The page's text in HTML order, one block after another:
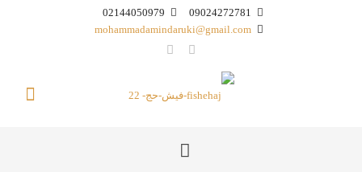
09024272781
02144050979
mohammadamindaruki@gmail.com